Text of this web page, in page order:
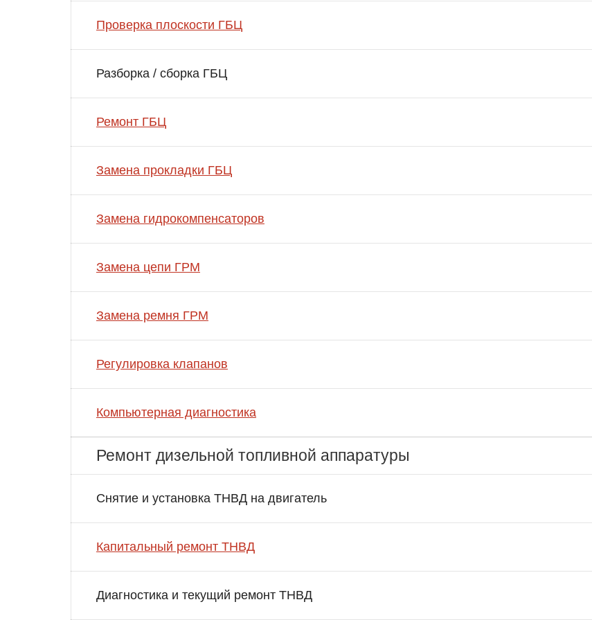
Проверка плоскости ГБЦ
Разборка / сборка ГБЦ
Ремонт ГБЦ
Замена прокладки ГБЦ
Замена гидрокомпенсаторов
Замена цепи ГРМ
Замена ремня ГРМ
Регулировка клапанов
Компьютерная диагностика
Ремонт дизельной топливной аппаратуры
Снятие и установка ТНВД на двигатель
Капитальный ремонт ТНВД
Диагностика и текущий ремонт ТНВД